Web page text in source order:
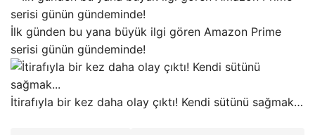
İlk günden bu yana büyük ilgi gören Amazon Prime
serisi günün gündeminde!
İtirafıyla bir kez daha olay çıktı! Kendi sütünü sağmak…